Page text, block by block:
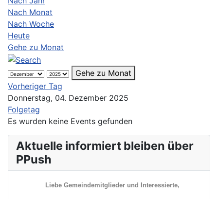
Nach Monat
Nach Woche
Heute
Gehe zu Monat
Gehe zu Monat
Vorheriger Tag
Donnerstag, 04. Dezember 2025
Folgetag
Es wurden keine Events gefunden
Aktuelle informiert bleiben über
PPush
Liebe Gemeindemitglieder und Interessierte,